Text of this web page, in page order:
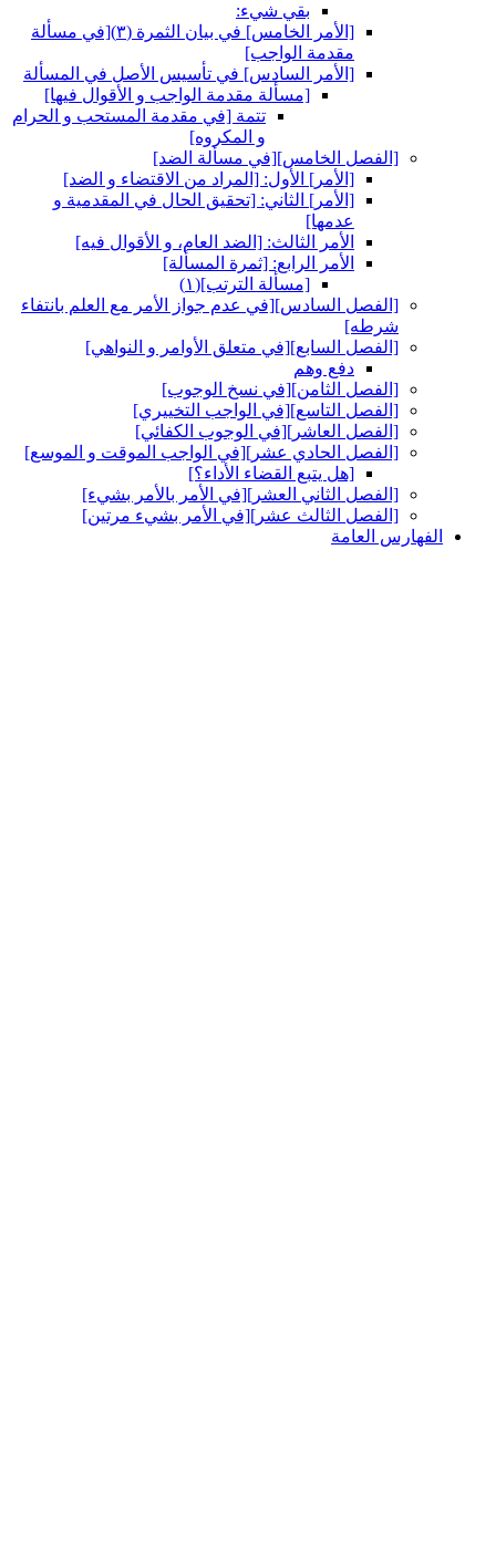
بقي شي‏ء:
[الأمر الخامس‏] في بيان الثمرة (٣)[في مسألة
مقدمة الواجب‏]
[الأمر السادس‏] في تأسيس الأصل في المسألة
[مسألة مقدمة الواجب و الأقوال فيها]
تتمة [في مقدمة المستحب و الحرام
و المكروه‏]
[الفصل الخامس‏][في مسألة الضد]
[الأمر] الأول: [المراد من الاقتضاء و الضد]
[الأمر] الثاني: [تحقيق الحال في المقدمية و
عدمها]
الأمر الثالث: [الضد العام، و الأقوال فيه‏]
الأمر الرابع: [ثمرة المسألة]
[مسألة الترتب‏](١)
[الفصل السادس‏][في عدم جواز الأمر مع العلم بانتفاء
شرطه‏]
[الفصل السابع‏][في متعلق الأوامر و النواهي‏]
دفع وهم
[الفصل الثامن‏][في نسخ الوجوب‏]
[الفصل التاسع‏][في الواجب التخييري‏]
[الفصل العاشر][في الوجوب الكفائي‏]
[الفصل الحادي عشر][في الواجب الموقت و الموسع‏]
[هل يتبع القضاء الأداء؟]
[الفصل الثاني العشر][في الأمر بالأمر بشي‏ء]
[الفصل الثالث عشر][في الأمر بشي‏ء مرتين‏]
الفهارس العامة